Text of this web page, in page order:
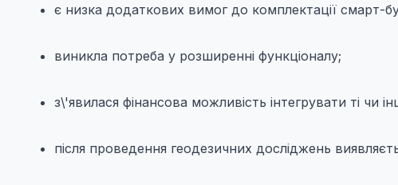
є низка додаткових вимог до комплектації смарт-
виникла потреба у розширенні функціоналу;
з\'явилася фінансова можливість інтегрувати ті чи
після проведення геодезичних досліджень